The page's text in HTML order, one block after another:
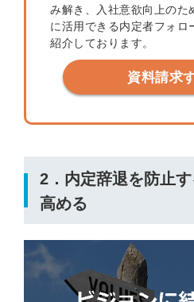
み解き、入社意欲向上のた
に活用できる内定者フォロ
紹介しております。
資料請求
2．内定辞退を防止
高める